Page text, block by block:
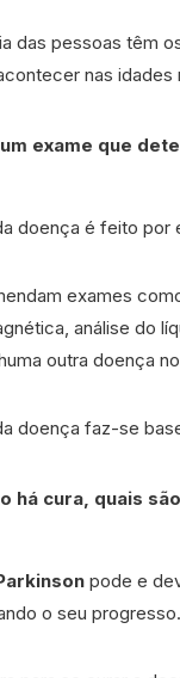
das pessoas têm
nas idades
exame que
doença é feito por
exames
análise do
outra doença
doença faz-se
há cura, quais
pode e
o seu progresso.